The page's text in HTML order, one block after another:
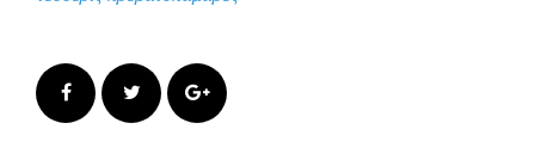
FacebookTwitter Google+